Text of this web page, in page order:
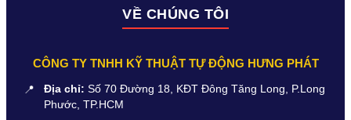
VỀ CHÚNG TÔI
CÔNG TY TNHH KỸ THUẬT TỰ ĐỘNG HƯNG PHÁT
📍 Địa chỉ: Số 70 Đường 18, KĐT Đông Tăng Long, P.Long
Phước, TP.HCM